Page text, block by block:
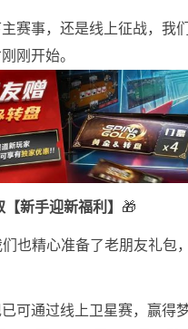
赛事，还是线上征战，我
刚开始。
新手迎新福利】 🎁
们也精心准备了老朋友礼包
可通过线上卫星赛，赢得